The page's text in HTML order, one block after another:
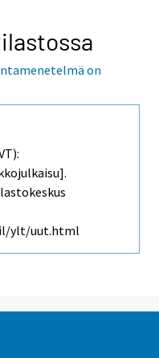
on
ylt/uut.html